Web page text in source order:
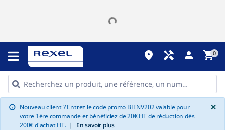
place handyman person shopping_cart0
info Nouveau client ? Entrez le code promo BIENV202 valable pour
votre 1ère commande et bénéficiez de 20€ HT de réduction dès
200€ d'achat HT. | En savoir plus
×